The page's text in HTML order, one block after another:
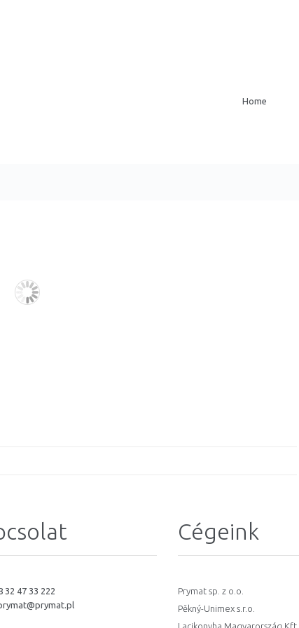
Home
32 47 33 222
Cégeink
Prymat sp. z o.o.
Pěkný-Unimex s.r.o.
Lacikonyha Magyarország Kft.